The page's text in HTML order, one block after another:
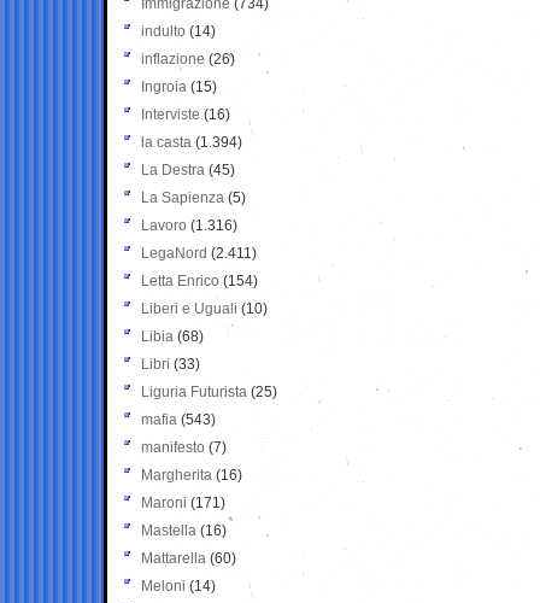
Immigrazione (734)
indulto (14)
inflazione (26)
Ingroia (15)
Interviste (16)
la casta (1.394)
La Destra (45)
La Sapienza (5)
Lavoro (1.316)
LegaNord (2.411)
Letta Enrico (154)
Liberi e Uguali (10)
Libia (68)
Libri (33)
Liguria Futurista (25)
mafia (543)
manifesto (7)
Margherita (16)
Maroni (171)
Mastella (16)
Mattarella (60)
Meloni (14)